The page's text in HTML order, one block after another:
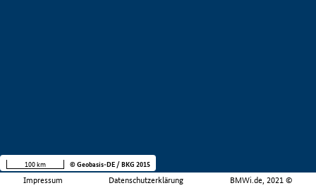
Impressum Datenschutzerklärung BMWi.de, 2021 ©
100 km © Geobasis-DE / BKG 2015